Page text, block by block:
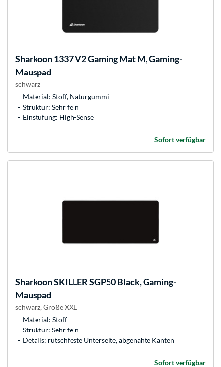
Sharkoon1337 V2 Gaming Mat M, Gaming-
Mauspad
schwarz
Material: Stoff, Naturgummi
Struktur: Sehr fein
Einstufung: High-Sense
Sofort verfügbar
SharkoonSKILLER SGP50 Black, Gaming-
Mauspad
schwarz, Größe XXL
Material: Stoff
Struktur: Sehr fein
Details: rutschfeste Unterseite, abgenähte Kanten
Sofort verfügbar